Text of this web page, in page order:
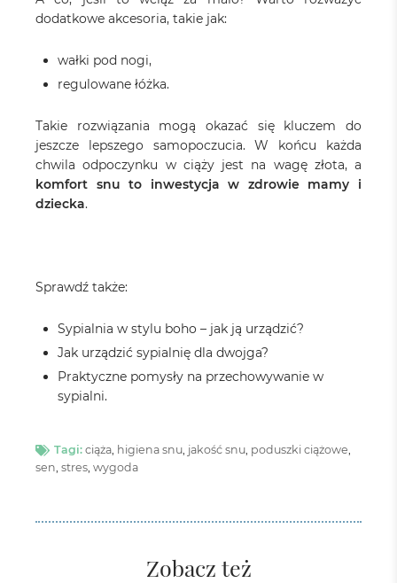
dodatkowe akcesoria, takie jak:
wałki pod nogi,
regulowane łóżka.
Takie rozwiązania mogą okazać się kluczem do
jeszcze lepszego samopoczucia. W końcu każda
chwila odpoczynku w ciąży jest na wagę złota, a
komfort snu to inwestycja w zdrowie mamy i
dziecka.
Sprawdź także:
Sypialnia w stylu boho – jak ją urządzić?
Jak urządzić sypialnię dla dwojga?
Praktyczne pomysły na przechowywanie w
sypialni.
Tagi: ciąża, higiena snu, jakość snu, poduszki ciążowe,
sen, stres, wygoda
Zobacz też